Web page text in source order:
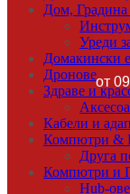
Дом, Градина
Уреди
Домакински
Дронове
Здраве и
Кабели и
Компютри &
Друга
Компютри и
Hub-ове
от